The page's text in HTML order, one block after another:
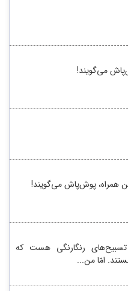
می‌گویند!
همراه، پوش‌پاش می‌گویند!
رنگارنگی هست که
امّا من...